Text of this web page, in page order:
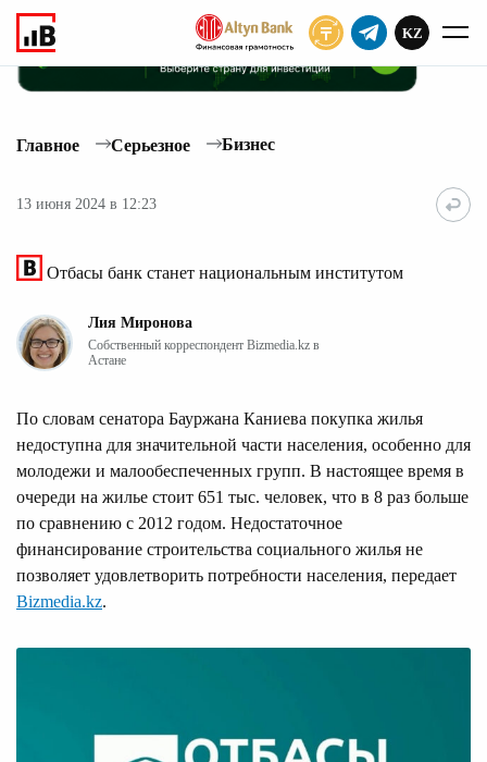
KZ
Главное Серьезное Бизнес
13 июня 2024 в 12:23
Отбасы банк станет национальным институтом
Лия Миронова
Собственный корреспондент Bizmedia.kz в
Астане
По словам сенатора Бауржана Каниева покупка жилья
недоступна для значительной части населения, особенно для
молодежи и малообеспеченных групп. В настоящее время в
очереди на жилье стоит 651 тыс. человек, что в 8 раз больше
по сравнению с 2012 годом. Недостаточное
финансирование строительства социального жилья не
позволяет удовлетворить потребности населения, передает
Bizmedia.kz.